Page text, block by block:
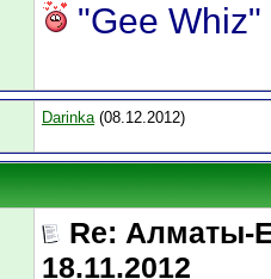
"Gee
Darinka(08.12.2012)
Re: Алматы-
18.11.2012